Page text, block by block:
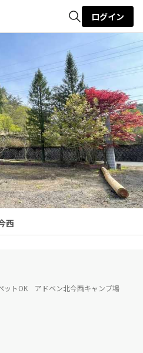
検索
ログイン
西
トOK アドベン北今西キャンプ場